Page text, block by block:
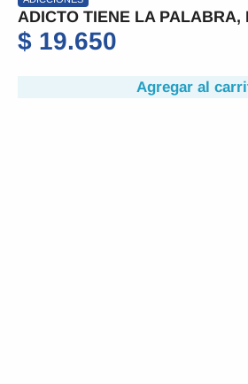
ADICTO TIENE LA PALABRA,
$ 19.650
Agregar al